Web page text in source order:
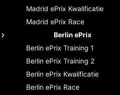
Madrid ePrix Kwalificatie
Madrid ePrix Race
Berlin ePrix
Berlin ePrix Training 1
Berlin ePrix Training 2
Berlin ePrix Kwalificatie
Berlin ePrix Race